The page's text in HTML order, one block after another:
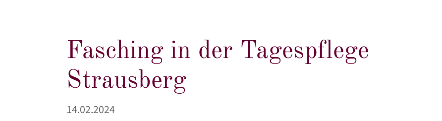
Fasching in der Tagespflege
Strausberg
14.02.2024